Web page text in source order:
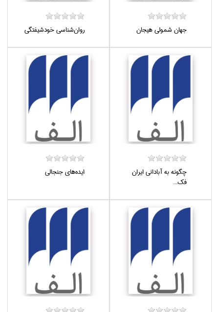
جهان شمولي هيجان روان‌شناسي خودشيفتگي
چگونه به آباداني ايران
فك...
ايده‌هاي جنجالي